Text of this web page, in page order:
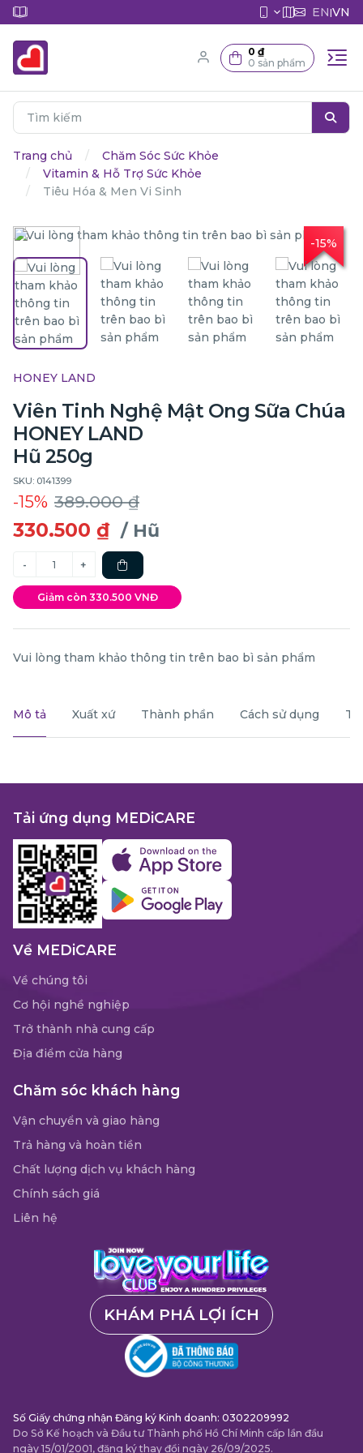
EN|VN
0 ₫
0 sản phẩm
Trang chủ
Chăm Sóc Sức Khỏe
Vitamin & Hỗ Trợ Sức Khỏe
Tiêu Hóa & Men Vi Sinh
-15%
HONEY LAND
Viên Tinh Nghệ Mật Ong Sữa Chúa
HONEY LAND
Hũ 250g
SKU: 0141399
-15% 389.000 ₫
330.500 ₫ / Hũ
Giảm còn 330.500 VNĐ
Vui lòng tham khảo thông tin trên bao bì sản phẩm
Mô tả Xuất xứ Thành phần Cách sử dụng
Tải ứng dụng MEDiCARE
Về MEDiCARE
Về chúng tôi
Cơ hội nghề nghiệp
Trở thành nhà cung cấp
Địa điểm cửa hàng
Chăm sóc khách hàng
Vận chuyển và giao hàng
Trả hàng và hoàn tiền
Chất lượng dịch vụ khách hàng
Chính sách giá
Liên hệ
KHÁM PHÁ LỢI ÍCH
Số Giấy chứng nhận Đăng ký Kinh doanh: 0302209992
Do Sở Kế hoạch và Đầu tư Thành phố Hồ Chí Minh cấp lần đầu
ngày 15/01/2001, đăng ký thay đổi ngày 26/09/2025.